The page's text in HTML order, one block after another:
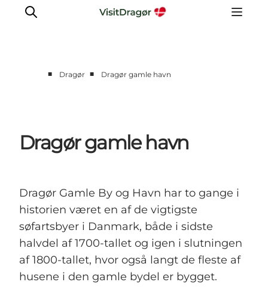
Byliv & Mad
Natur & Friluftsliv
Praktisk
■ Dragør ■ Dragør gamle havn
Dragør gamle havn
Dragør Gamle By og Havn har to gange i
historien været en af de vigtigste
søfartsbyer i Danmark, både i sidste
halvdel af 1700-tallet og igen i slutningen
af 1800-tallet, hvor også langt de fleste af
husene i den gamle bydel er bygget.